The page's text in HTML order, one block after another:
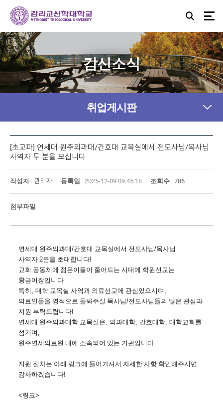
감신소식
취업게시판
[초교파] 연세대 원주의과대/간호대 교목실에서 전도사님/목사님
사역자 두 분을 모십니다
작성자 관리자 등록일 2025-12-09 09:45:18 조회수 786
첨부파일
연세대 원주의과대/간호대 교목실에서 전도사님/목사님
사역자 2분을 초대합니다!
교회 공동체에 젊은이들이 줄어드는 시대에 학원선교는
황금어장입니다
특히 , 대학 교목실 사역과 의료선교에 관심있으시며 ,
의료인들을 영적으로 돌봐주실 목사님/전도사님들의 많은 관심과
지원 부탁드립니다!
연세대 원주의과대학 교목실은, 의과대학, 간호대학, 대학교회를
섬기며 ,
원주연세의료원 내에 소속되어 있는 기관입니다.
지원 절차는 아래 링크에 들어가셔서 자세한 사항 확인해주시면
감사하겠습니다!
<링크>